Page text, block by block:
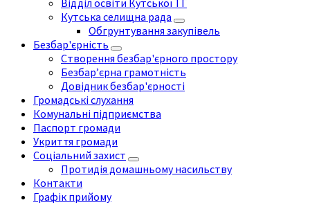
Відділ освіти Кутської ТГ
Кутська селищна рада
Обгрунтування закупівель
Безбар'єрність
Створення безбар'єрного простору
Безбар’єрна грамотність
Довідник безбар'єрності
Громадські слухання
Комунальні підприємства
Паспорт громади
Укриття громади
Соціальний захист
Протидія домашньому насильству
Контакти
Графік прийому